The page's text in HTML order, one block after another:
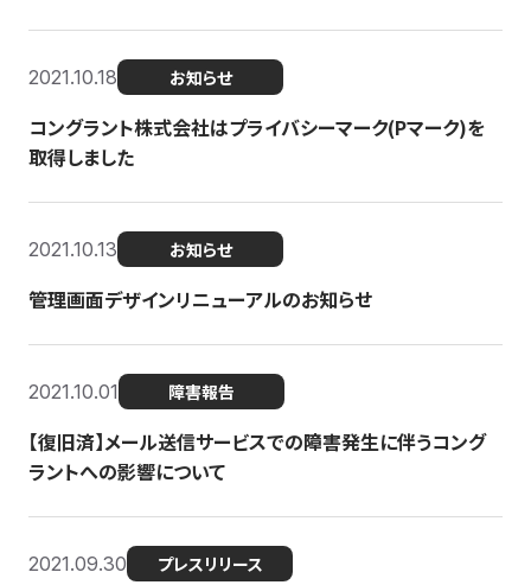
2021.10.18 お知らせ
コングラント株式会社はプライバシーマーク(Pマーク)を
取得しました
2021.10.13 お知らせ
管理画面デザインリニューアルのお知らせ
2021.10.01 障害報告
【復旧済】メール送信サービスでの障害発生に伴うコング
ラントへの影響について
2021.09.30 プレスリリース